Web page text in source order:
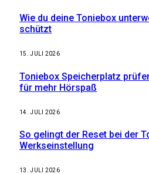
Wie du deine Toniebox
schützt
15. JULI 2026
Toniebox Speicherplatz
für mehr Hörspaß
14. JULI 2026
So gelingt der Reset bei der
Werkseinstellung
13. JULI 2026